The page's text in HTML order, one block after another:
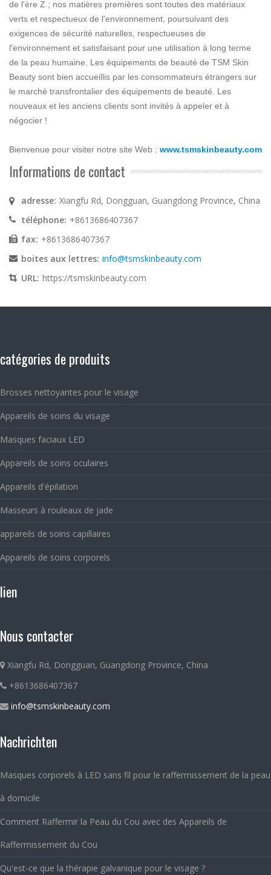
de l'ère Z ; nos matières premières sont toutes des matériaux
verts et respectueux de l'environnement, poursuivant des
exigences de sécurité naturelles, respectueuses de
l'environnement et satisfaisant pour une utilisation à long terme
de la peau humaine. Les équipements de beauté de TSM Skin
Beauty sont bien accueillis par les consommateurs étrangers sur
le marché transfrontalier des équipements de beauté. Les
nouveaux et les anciens clients sont invités à appeler et à
négocier !
Bienvenue pour visiter notre site Web : www.tsmskinbeauty.com
Informations de contact
adresse: Xiangfu Rd, Dongguan, Guangdong Province, China
téléphone: +8613686407367
fax: +8613686407367
boites aux lettres: info@tsmskinbeauty.com
URL: https://tsmskinbeauty.com
catégories de produits
Brosses nettoyantes pour le visage
Appareils de soins du visage
Masques faciaux LED
Appareils de soins oculaires
Appareils d'épilation
Masseurs à rouleaux de jade
appareils de soins capillaires
Appareils de soins corporels
lien
Nous contacter
Xiangfu Rd, Dongguan, Guangdong Province, China
+8613686407367
info@tsmskinbeauty.com
Nachrichten
Masques corporels à LED sans fil pour le raffermissement de la peau
à domicile
Comment Raffermir la Peau du Cou avec des Appareils de
Raffermissement du Cou
Qu'est-ce que la thérapie galvanique pour le visage ?